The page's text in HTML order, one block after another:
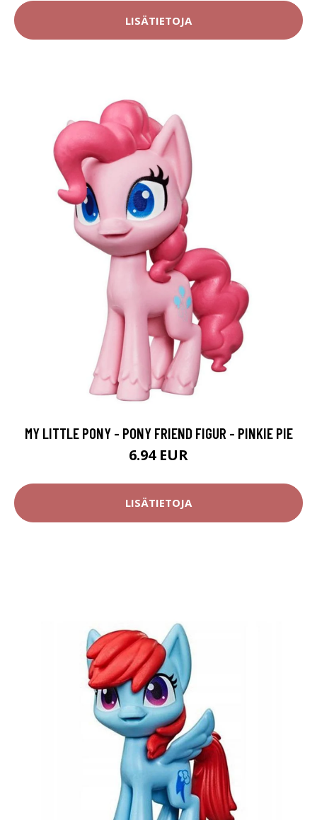
LISÄTIETOJA
MY LITTLE PONY - PONY FRIEND FIGUR - PINKIE PIE
6.94 EUR
LISÄTIETOJA